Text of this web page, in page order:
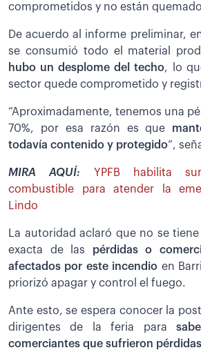
comprometidos y no están
De acuerdo al informe preliminar,
se consumió todo el material
hubo un desplome del techo, lo
sector quede comprometido y
“Aproximadamente, tenemos una
70%, por esa razón es que
todavía contenido y protegido”,
MIRA AQUÍ: YPFB habilita
combustible para atender la
Lindo
La autoridad aclaró que no se
exacta de las pérdidas o
afectados por este incendio en
priorizó apagar y control el fuego.
Ante esto, se espera conocer la
dirigentes de la feria para
comerciantes que sufrieron